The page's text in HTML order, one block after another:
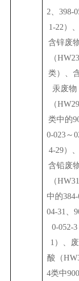
2、398-
1-22）、
含锌废
（HW23
类）、
汞废物
（HW29
类中的
0-023～
4-29）、
含铅废
（HW31
中的
04-31、
0-052-3
1）、废
酸（
4类中